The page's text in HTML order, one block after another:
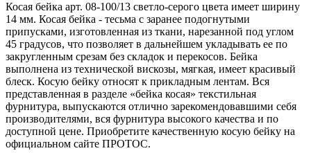
Косая бейка арт. 08-100/13 светло-серого цвета имеет ширину
14 мм. Косая бейка - тесьма с заранее подогнутыми
припусками, изготовленная из ткани, нарезанной под углом
45 градусов, что позволяет в дальнейшем укладывать ее по
закругленным срезам без складок и перекосов. Бейка
выполнена из технической вискозы, мягкая, имеет красивый
блеск. Косую бейку относят к прикладным лентам. Вся
представленная в разделе «бейка косая» текстильная
фурнитура, выпускаются отлично зарекомендовавшими себя
производителями, вся фурнитура высокого качества и по
доступной цене. Приобретите качественную косую бейку на
официальном сайте ПРОТОС.